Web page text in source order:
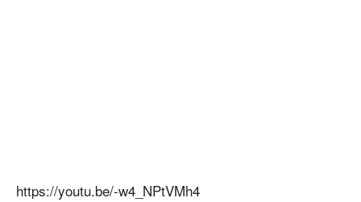
https://youtu.be/-w4_NPtVMh4